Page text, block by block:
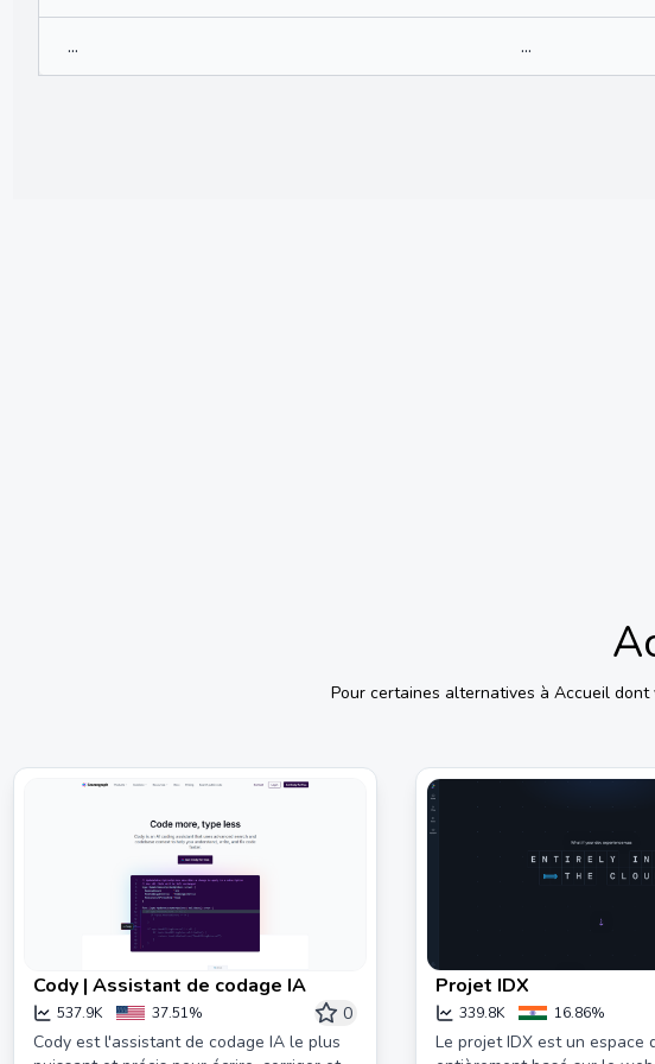
... ...
Pour certaines alternatives à Accueil dont
Cody | Assistant de codage IA
537.9K 37.51%
0
Cody est l'assistant de codage IA le plus
Projet IDX
339.8K 16.86%
Le projet IDX est un espace